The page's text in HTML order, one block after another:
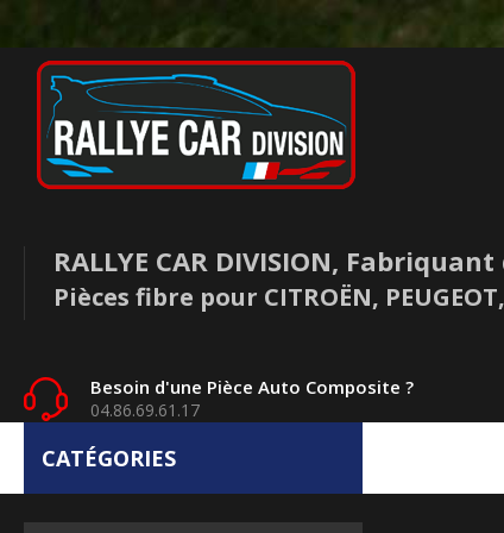
RALLYE CAR DIVISION,
Pièces fibre pour CITROËN,
Besoin d'une Pièce Auto Composite ?
04.86.69.61.17
CATÉGORIES